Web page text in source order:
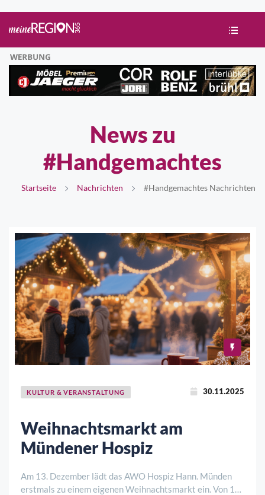
News zu
#Handgemachtes
Startseite Nachrichten #Handgemachtes Nachrichten
KULTUR & VERANSTALTUNG 30.11.2025
Weihnachtsmarkt am
Mündener Hospiz
Am 13. Dezember lädt das AWO Hospiz Hann. Münden
erstmals zu einem eigenen Weihnachtsmarkt ein. Von 15